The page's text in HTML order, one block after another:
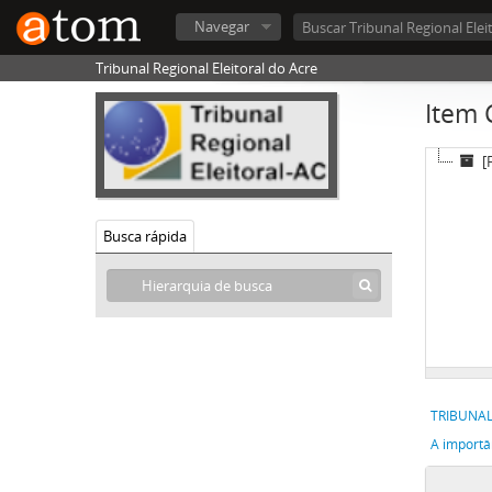
Navegar
Tribunal Regional Eleitoral do Acre
Busca rápida
Item